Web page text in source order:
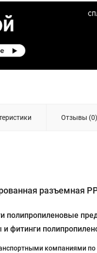
Отзывы (0)
разъемная
полипропиленовые
фитинги
компаниями